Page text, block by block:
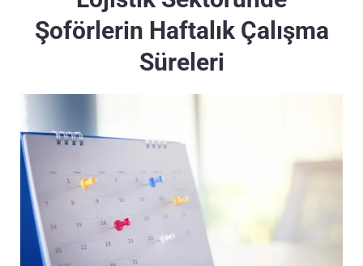
Şoförlerin Haftalık Çalışma
Süreleri